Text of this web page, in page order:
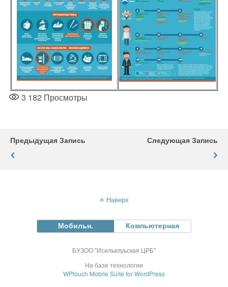
3 182 Просмотры
Предыдущая Запись Следующая Запись
Наверх
Мобильн. Компьютерная
БУЗОО "Исильклуьская ЦРБ"
На базе технологии
WPtouch Mobile Suite for WordPress